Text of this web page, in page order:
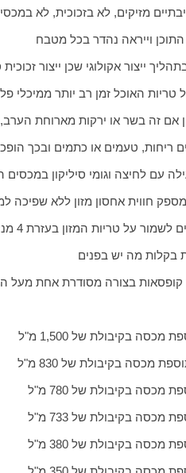
מזיקים, לא בזכוכית, לא
התוכן וייראה נהדר בכל מטבח
ייצור אקולוגי שכן ייצור
האוכל זמן רב יותר ממיכלי
אם זה בשר או ירקות מארוחת
ריחות, טעמים או כתמים ובכך
עם לחיצה וגומי סיליקון במכסים
חווית אחסון מזון ללא
עם הצמד כדי לשמר את טריות המזון למשך זמן ארוך יותר
בקלות מה יש בפנים
קופסאות בצורה מסודרת אחת